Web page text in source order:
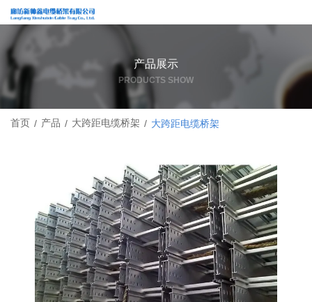
产品展示
PRODUCTS SHOW
首页 / 产品 / 大跨距电缆桥架 / 大跨距电缆桥架